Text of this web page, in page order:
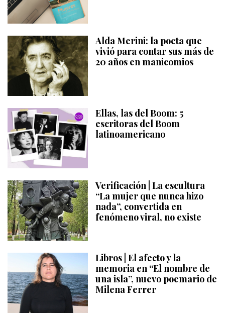
Alda Merini: la poeta que
vivió para contar sus más de
20 años en manicomios
Ellas, las del Boom: 5
escritoras del Boom
latinoamericano
Verificación | La escultura
“La mujer que nunca hizo
nada”, convertida en
fenómeno viral, no existe
Libros | El afecto y la
memoria en “El nombre de
una isla”, nuevo poemario de
Milena Ferrer